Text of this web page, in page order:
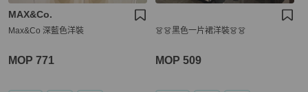
MAX&Co.
Max&Co 深藍色洋裝
MOP 771
👗👗黑色一片裙洋裝👗👗
MOP 509